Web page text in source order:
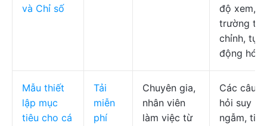
và Chỉ số
độ xem,
trường tùy
chỉnh, tự
động hóa
Mẫu thiết
lập mục
tiêu cho cá
Tải
miễn
phí
Chuyên gia,
nhân viên
làm việc từ
Các câu
hỏi suy
ngẫm, tiến